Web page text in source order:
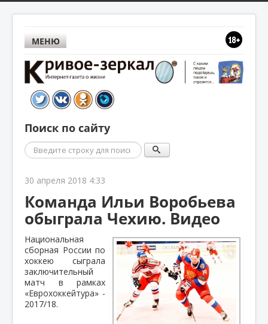
МЕНЮ
Поиск по сайту
Поиск
30 апреля 2018 4:33
Команда Ильи Воробьева
обыграла Чехию. Видео
Национальная
сборная России по
хоккею сыграла
заключительный
матч в рамках
«Еврохоккейтура» -
2017/18.